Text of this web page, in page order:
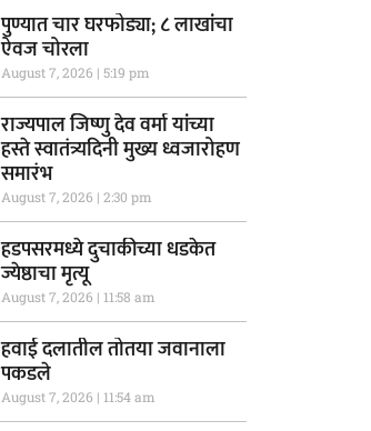
पुण्यात चार घरफोड्या; ८ लाखांचा
ऐवज चोरला
August 7, 2026 5:19 pm
राज्यपाल जिष्णु देव वर्मा यांच्या
हस्ते स्वातंत्र्यदिनी मुख्य ध्वजारोहण
समारंभ
August 7, 2026 2:30 pm
हडपसरमध्ये दुचाकीच्या धडकेत
ज्येष्ठाचा मृत्यू
August 7, 2026 11:58 am
हवाई दलातील तोतया जवानाला
पकडले
August 7, 2026 11:54 am